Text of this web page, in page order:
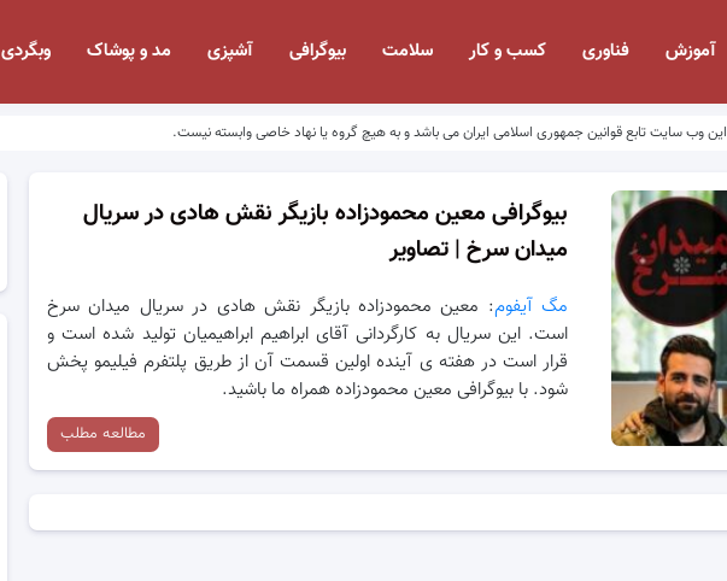
آموزش فناوری کسب و کار سلامت بیوگرافی آشپزی مد و پوشاک وبگردی
این وب سایت تابع قوانین جمهوری اسلامی ایران می باشد و به هیچ گروه یا نهاد خاصی وابسته نیست.
بیوگرافی معین محمودزاده بازیگر نقش هادی در سریال
میدان سرخ | تصاویر
مگ آیفوم: معین محمودزاده بازیگر نقش هادی در سریال میدان سرخ
است. این سریال به کارگردانی آقای ابراهیم ابراهیمیان تولید شده است و
قرار است در هفته ی آینده اولین قسمت آن از طریق پلتفرم فیلیمو پخش
شود. با بیوگرافی معین محمودزاده همراه ما باشید.
مطالعه مطلب